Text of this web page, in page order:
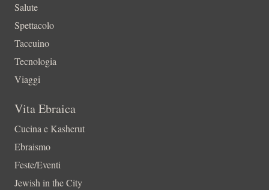
Salute
Spettacolo
Taccuino
Tecnologia
Viaggi
Vita Ebraica
Cucina e Kasherut
Ebraismo
Feste/Eventi
Jewish in the City